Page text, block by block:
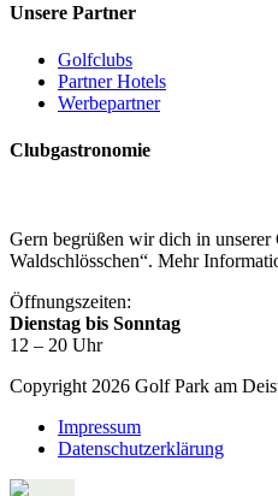
Unsere Partner
Golfclubs
Partner Hotels
Werbepartner
Clubgastronomie
Gern begrüßen wir dich in unserer
Waldschlösschen“. Mehr
Öffnungszeiten:
Dienstag bis Sonntag
12 – 20 Uhr
Copyright 2026 Golf Park am
Impressum
Datenschutzerklärung